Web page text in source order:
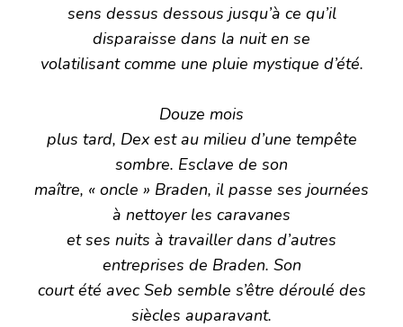
sens dessus dessous jusqu’à ce qu’il
disparaisse dans la nuit en se
volatilisant comme une pluie mystique d’été.
Douze mois
plus tard, Dex est au milieu d’une tempête
sombre. Esclave de son
maître, « oncle » Braden, il passe ses journées
à nettoyer les caravanes
et ses nuits à travailler dans d’autres
entreprises de Braden. Son
court été avec Seb semble s’être déroulé des
siècles auparavant.